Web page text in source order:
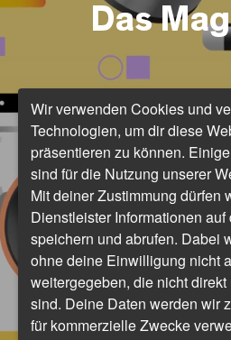
Das
Wir verwenden Cookies und
Technologien, um dir diese
präsentieren zu können.
sind für die Nutzung unserer
Mit deiner Zustimmung dürfen
Dienstleister Informationen auf
speichern und abrufen. Dabei
ohne deine Einwilligung nicht
weitergegeben, die nicht
sind. Deine Daten werden wir
für kommerzielle Zwecke